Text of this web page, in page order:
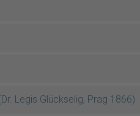
Legis Glückselig, Prag 1866)